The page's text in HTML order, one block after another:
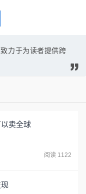
力于为读者提供跨
卖全球
阅读 1122